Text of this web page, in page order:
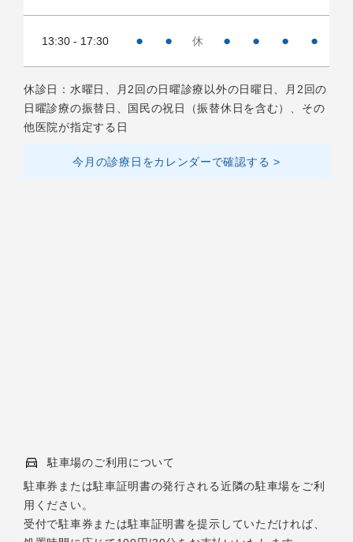
13:30 - 17:30 ● ● 休 ● ● ● ●
休診日：水曜日、月2回の日曜診療以外の日曜日、月2回の
日曜診療の振替日、国民の祝日（振替休日を含む）、その
他医院が指定する日
今月の診療日をカレンダーで確認する
駐車場のご利用について
駐車券または駐車証明書の発行される近隣の駐車場をご利
用ください。
受付で駐車券または駐車証明書を提示していただければ、